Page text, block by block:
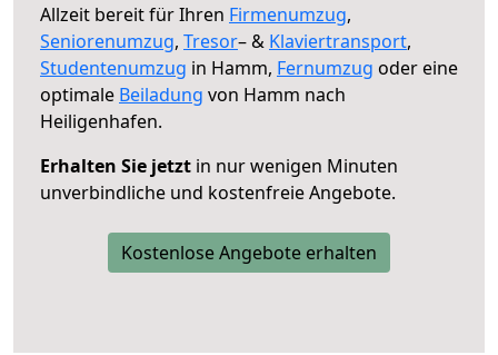
Allzeit bereit für Ihren Firmenumzug,
Seniorenumzug, Tresor– & Klaviertransport,
Studentenumzug in Hamm, Fernumzug oder eine
optimale Beiladung von Hamm nach
Heiligenhafen.
Erhalten Sie jetzt in nur wenigen Minuten
unverbindliche und kostenfreie Angebote.
Kostenlose Angebote erhalten